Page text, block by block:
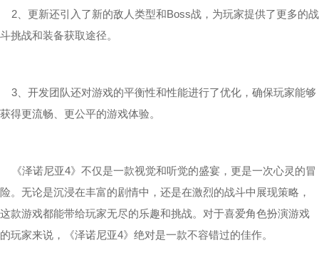
2、更新还引入了新的敌人类型和Boss战，为玩家提供了更多的战
斗挑战和装备获取途径。
3、开发团队还对游戏的平衡性和性能进行了优化，确保玩家能够
获得更流畅、更公平的游戏体验。
《泽诺尼亚4》不仅是一款视觉和听觉的盛宴，更是一次心灵的冒
险。无论是沉浸在丰富的剧情中，还是在激烈的战斗中展现策略，
这款游戏都能带给玩家无尽的乐趣和挑战。对于喜爱角色扮演游戏
的玩家来说，《泽诺尼亚4》绝对是一款不容错过的佳作。